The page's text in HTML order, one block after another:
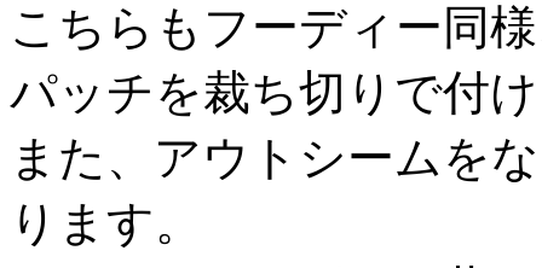
こちらもフーディー同
パッチを裁ち切りで付
また、アウトシームを
ります。